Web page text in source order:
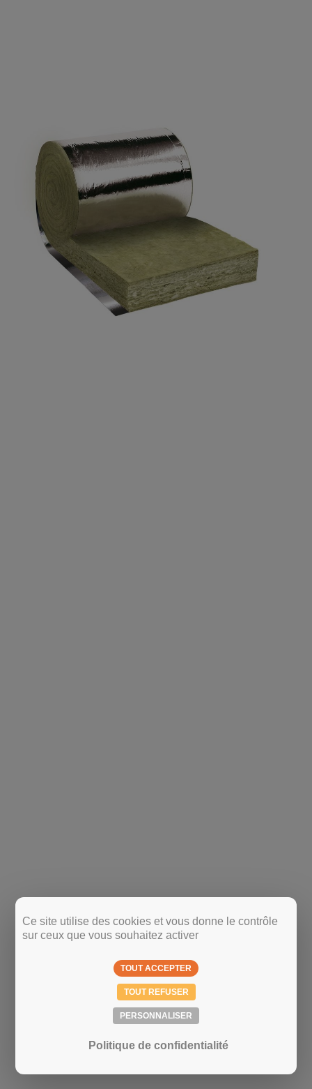
Ce site utilise des cookies et vous donne le contrôle
sur ceux que vous souhaitez activer
TOUT ACCEPTER
TOUT REFUSER
PERSONNALISER
Politique de confidentialité